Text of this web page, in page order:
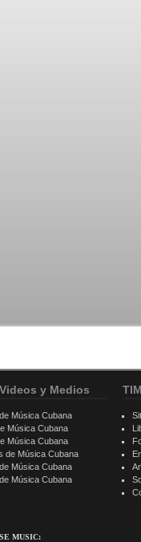
MUSIC:
y Medios
Música Cubana
Música Cubana
Música Cubana
de Música Cubana
Música Cubana
Música Cubana